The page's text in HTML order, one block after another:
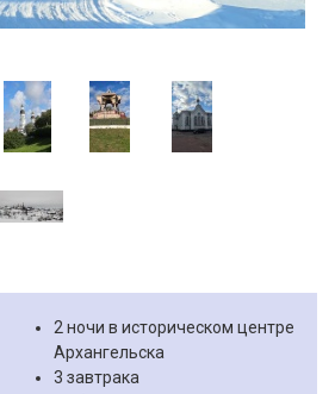
2 ночи в историческом центре
Архангельска
3 завтрака